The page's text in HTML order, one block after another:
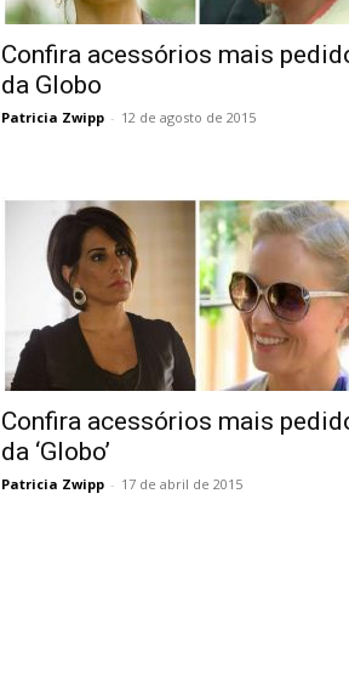
Confira acessórios mais
da Globo
Patricia Zwipp - 12 de agosto de 2015
Confira acessórios mais
da ‘Globo’
Patricia Zwipp - 17 de abril de 2015